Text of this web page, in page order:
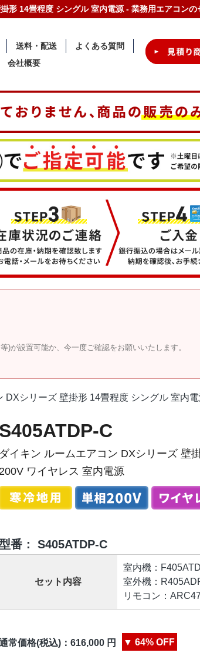
形 14畳程度 シングル 室内電源 - 業務用エアコンの
送料・配送
よくある質問
会社概要
)が設置可能か、今一度ご確認をお願いいたします。
DXシリーズ 壁掛形 14畳程度 シングル 室内
S405ATDP-C
ダイキン ルームエアコン DXシリーズ 壁
200V ワイヤレス 室内電源
番： S405ATDP-C
セット内容
室内機：
室外機：
リモコン：
常価格(税込)： 616,000円 ▼ 64% OFF